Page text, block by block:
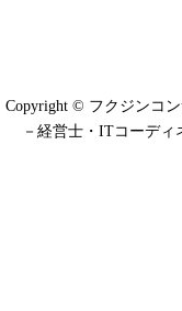
Copyright © フクジンコ
－経営士・ITコーデ